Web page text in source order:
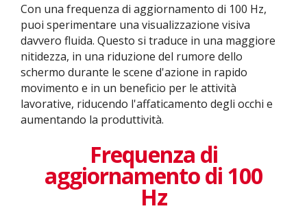
Con una frequenza di aggiornamento di 100 Hz,
puoi sperimentare una visualizzazione visiva
davvero fluida. Questo si traduce in una maggiore
nitidezza, in una riduzione del rumore dello
schermo durante le scene d'azione in rapido
movimento e in un beneficio per le attività
lavorative, riducendo l'affaticamento degli occhi e
aumentando la produttività.
Frequenza di
aggiornamento di 100
Hz